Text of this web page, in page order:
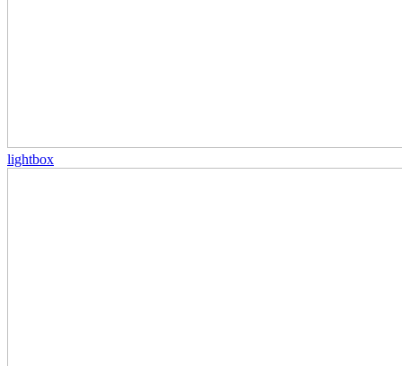
lightbox